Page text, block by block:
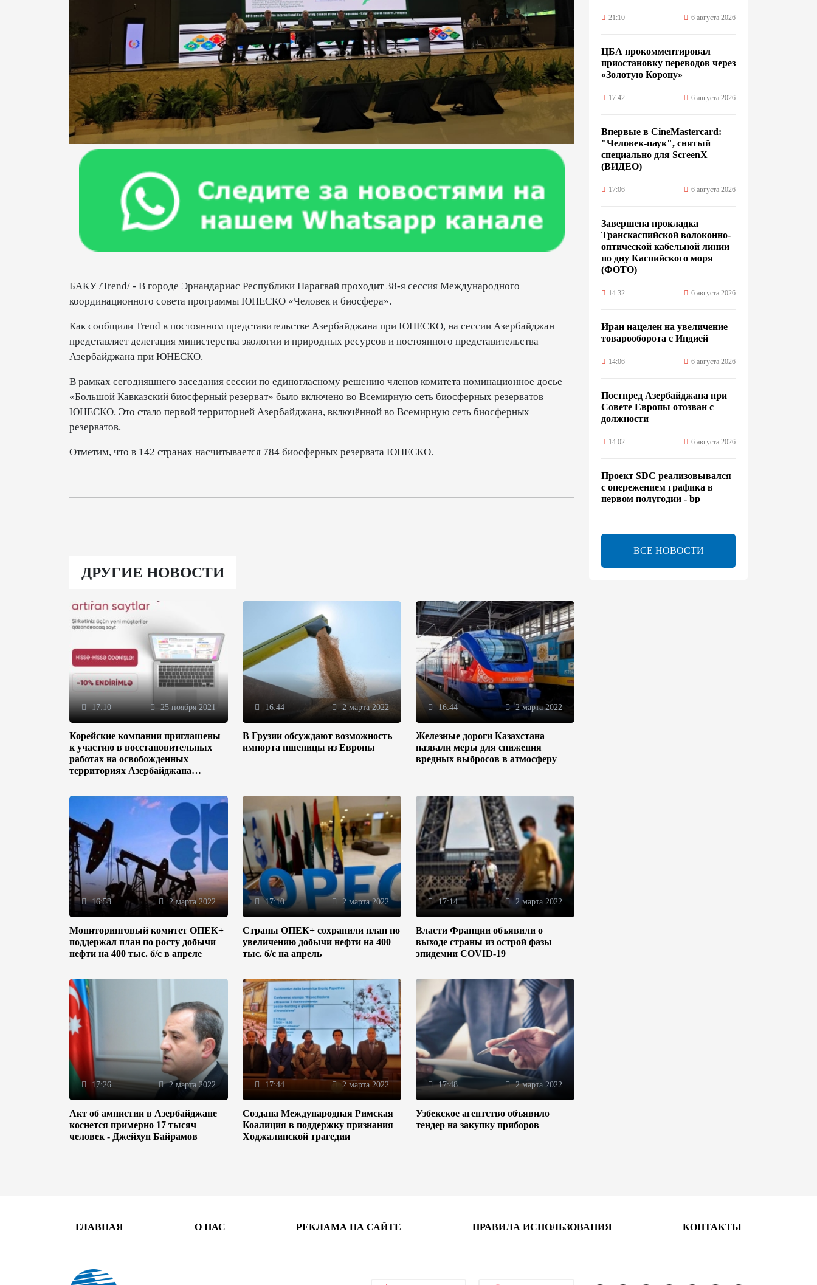
БАКУ /Trend/ - В городе Эрнандариас Республики Парагвай проходит 38-я сессия Международного
координационного совета программы ЮНЕСКО «Человек и биосфера».
Как сообщили Trend в постоянном представительстве Азербайджана при ЮНЕСКО, на сессии Азербайджан
представляет делегация министерства экологии и природных ресурсов и постоянного представительства
Азербайджана при ЮНЕСКО.
В рамках сегодняшнего заседания сессии по единогласному решению членов комитета номинационное досье
«Большой Кавказский биосферный резерват» было включено во Всемирную сеть биосферных резерватов
ЮНЕСКО. Это стало первой территорией Азербайджана, включённой во Всемирную сеть биосферных
резерватов.
Отметим, что в 142 странах насчитывается 784 биосферных резервата ЮНЕСКО.
ДРУГИЕ НОВОСТИ
17:10 25 ноября 2021
Корейские компании приглашены
к участию в восстановительных
работах на освобожденных
территориях Азербайджана
16:44 2 марта 2022
В Грузии обсуждают возможность
импорта пшеницы из Европы
16:44 2 марта 2022
Железные дороги Казахстана
назвали меры для снижения
вредных выбросов в атмосферу
16:58 2 марта 2022
Мониторинговый комитет ОПЕК+
поддержал план по росту добычи
нефти на 400 тыс. б/с в апреле
17:10 2 марта 2022
Страны ОПЕК+ сохранили план по
увеличению добычи нефти на 400
тыс. б/с на апрель
17:14 2 марта 2022
Власти Франции объявили о
выходе страны из острой фазы
эпидемии COVID-19
17:26 2 марта 2022
Акт об амнистии в Азербайджане
коснется примерно 17 тысяч
человек - Джейхун Байрамов
17:44 2 марта 2022
Создана Международная Римская
Коалиция в поддержку признания
Ходжалинской трагедии
17:48 2 марта 2022
Узбекское агентство объявило
тендер на закупку приборов
21:10 6 августа 2026
ЦБА прокомментировал
приостановку переводов через
«Золотую Корону»
17:42 6 августа 2026
Впервые в CineMastercard:
"Человек-паук", снятый
специально для ScreenX
(ВИДЕО)
17:06 6 августа 2026
Завершена прокладка
Транскаспийской волоконно-
оптической кабельной линии
по дну Каспийского моря
(ФОТО)
14:32 6 августа 2026
Иран нацелен на увеличение
товарооборота с Индией
14:06 6 августа 2026
Постпред Азербайджана при
Совете Европы отозван с
должности
14:02 6 августа 2026
Проект SDC реализовывался
с опережением графика в
первом полугодии - bp
Расширены полномочия
холдинга AZCON - Указ
поддержки отечественных
ВСЕ НОВОСТИ
ГЛАВНАЯ О НАС РЕКЛАМА НА САЙТЕ ПРАВИЛА ИСПОЛЬЗОВАНИЯ КОНТАКТЫ